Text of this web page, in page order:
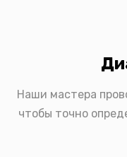
Наши мастера
чтобы точно